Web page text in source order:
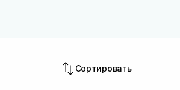
Сортировать